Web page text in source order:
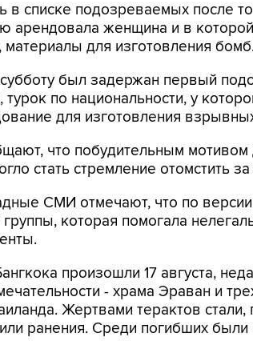
в списке подозреваемых после
арендовала женщина и в
для изготовления
был задержан первый
турок по национальности, у
для изготовления
что побудительным мотивом
стать стремление отомстить
СМИ отмечают, что по
которая помогала
произошли 17 августа,
- храма Эраван и
Жертвами терактов
ранения. Среди погибших были